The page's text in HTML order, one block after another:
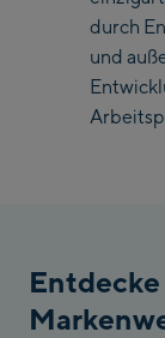
Bergstation /
station
Ahornbahn
/Valley station
Fuegen:
station
Ischgl:
durch
und